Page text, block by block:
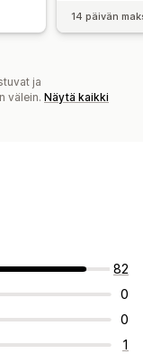
14 päivän
ja
välein. Näytä kaikki
82
0
0
1